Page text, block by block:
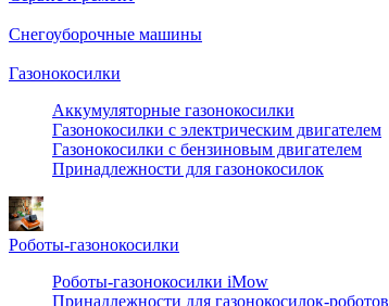
Снегоуборочные машины
Газонокосилки
Аккумуляторные газонокосилки
Газонокосилки с электрическим двигателем
Газонокосилки с бензиновым двигателем
Принадлежности для газонокосилок
Роботы-газонокосилки
Роботы-газонокосилки iMow
Принадлежности для газонокосилок-роботов